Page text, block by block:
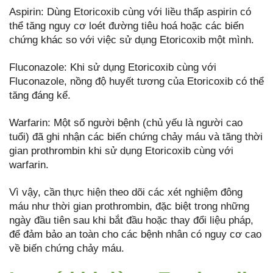
Aspirin: Dùng Etoricoxib cùng với liều thấp aspirin có
thể tăng nguy cơ loét đường tiêu hoá hoặc các biến
chứng khác so với việc sử dụng Etoricoxib một mình.
Fluconazole: Khi sử dụng Etoricoxib cùng với
Fluconazole, nồng độ huyết tương của Etoricoxib có thể
tăng đáng kể.
Warfarin: Một số người bệnh (chủ yếu là người cao
tuổi) đã ghi nhận các biến chứng chảy máu và tăng thời
gian prothrombin khi sử dụng Etoricoxib cùng với
warfarin.
Vì vậy, cần thực hiện theo dõi các xét nghiệm đông
máu như thời gian prothrombin, đặc biệt trong những
ngày đầu tiên sau khi bắt đầu hoặc thay đổi liệu pháp,
để đảm bảo an toàn cho các bệnh nhân có nguy cơ cao
về biến chứng chảy máu.